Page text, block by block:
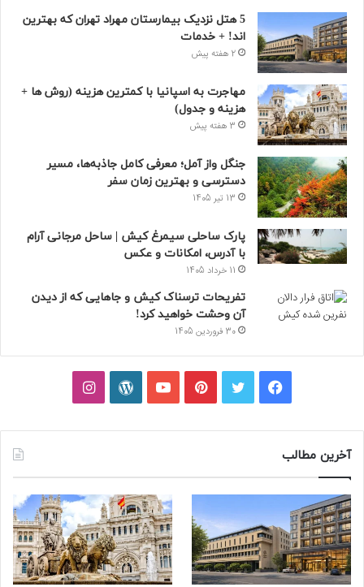
5 هتل نزدیک بیمارستان مهراد تهران که بهترین‌
اند! + خدمات
2 هفته پیش
مهاجرت به اسپانیا با کمترین هزینه (روش ها +
هزینه و جدول)
3 هفته پیش
جنگل واز آمل؛ معرفی کامل جاذبه‌ها، مسیر
دسترسی و بهترین زمان سفر
13 تیر 1405
پارک ساحلی سیمرغ کیش | ساحل مرجانی آرام
با آدرس، امکانات و عکس
11 خرداد 1405
تفریحات ترسناک کیش و جاهایی که از دیدن
آن وحشت خواهید کرد!
30 فروردین 1405
فیسبوکتوییترپینتریستیوتیوبوردپرساینستاگرام
آخرین مطالب